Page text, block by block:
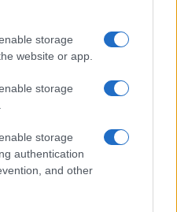
storage
website or app.
storage
storage
authentication
and other